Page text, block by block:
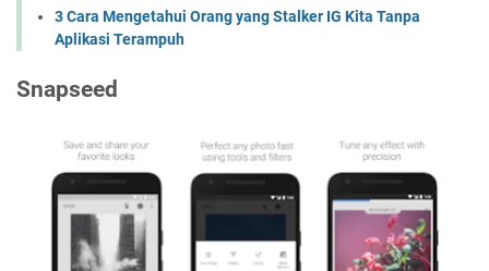
3 Cara Mengetahui Orang yang Stalker IG Kita Tanpa
Aplikasi Terampuh
Snapseed